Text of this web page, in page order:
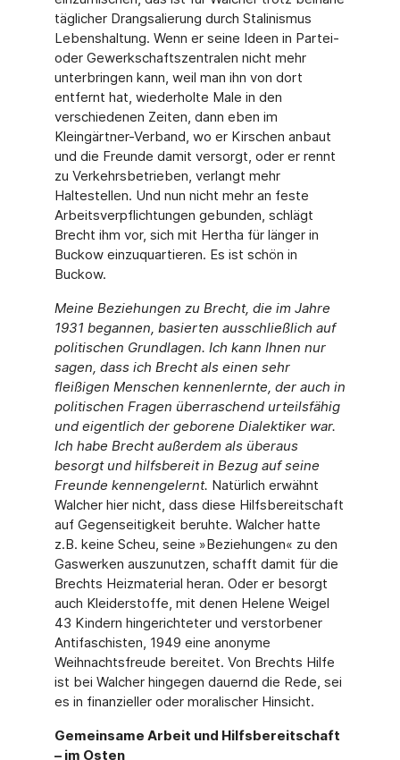
täglicher Drangsalierung durch Stalinismus
Lebenshaltung. Wenn er seine Ideen in Partei-
oder Gewerkschaftszentralen nicht mehr
unterbringen kann, weil man ihn von dort
entfernt hat, wiederholte Male in den
verschiedenen Zeiten, dann eben im
Kleingärtner-Verband, wo er Kirschen anbaut
und die Freunde damit versorgt, oder er rennt
zu Verkehrsbetrieben, verlangt mehr
Haltestellen. Und nun nicht mehr an feste
Arbeitsverpflichtungen gebunden, schlägt
Brecht ihm vor, sich mit Hertha für länger in
Buckow einzuquartieren. Es ist schön in
Buckow.
Meine Beziehungen zu Brecht, die im Jahre
1931 begannen, basierten ausschließlich auf
politischen Grundlagen. Ich kann Ihnen nur
sagen, dass ich Brecht als einen sehr
fleißigen Menschen kennenlernte, der auch in
politischen Fragen überraschend urteilsfähig
und eigentlich der geborene Dialektiker war.
Ich habe Brecht außerdem als überaus
besorgt und hilfsbereit in Bezug auf seine
Freunde kennengelernt. Natürlich erwähnt
Walcher hier nicht, dass diese Hilfsbereitschaft
auf Gegenseitigkeit beruhte. Walcher hatte
z.B. keine Scheu, seine »Beziehungen« zu den
Gaswerken auszunutzen, schafft damit für die
Brechts Heizmaterial heran. Oder er besorgt
auch Kleiderstoffe, mit denen Helene Weigel
43 Kindern hingerichteter und verstorbener
Antifaschisten, 1949 eine anonyme
Weihnachtsfreude bereitet. Von Brechts Hilfe
ist bei Walcher hingegen dauernd die Rede, sei
es in finanzieller oder moralischer Hinsicht.
Gemeinsame Arbeit und Hilfsbereitschaft
– im Osten